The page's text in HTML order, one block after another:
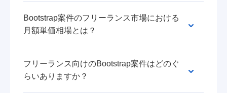
Bootstrap案件のフリーランス市場における
月額単価相場とは？
フリーランス向けのBootstrap案件はどのぐ
らいありますか？